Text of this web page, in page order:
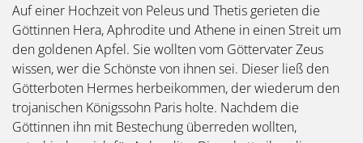
Auf einer Hochzeit von Peleus und Thetis gerieten die
Göttinnen Hera, Aphrodite und Athene in einen Streit um
den goldenen Apfel. Sie wollten vom Göttervater Zeus
wissen, wer die Schönste von ihnen sei. Dieser ließ den
Götterboten Hermes herbeikommen, der wiederum den
trojanischen Königssohn Paris holte. Nachdem die
Göttinnen ihn mit Bestechung überreden wollten,